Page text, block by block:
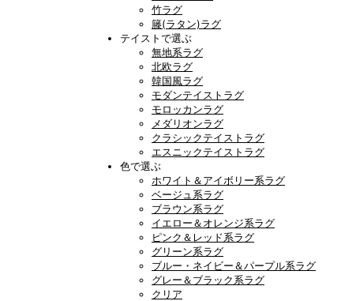
竹ラグ
籐(ラタン)ラグ
テイストで選ぶ
無地系ラグ
北欧ラグ
韓国風ラグ
モダンテイストラグ
モロッカンラグ
メダリオンラグ
クラシックテイストラグ
エスニックテイストラグ
色で選ぶ
ホワイト＆アイボリー系ラグ
ベージュ系ラグ
ブラウン系ラグ
イエロー＆オレンジ系ラグ
ピンク＆レッド系ラグ
グリーン系ラグ
ブルー・ネイビー＆パープル系ラグ
グレー＆ブラック系ラグ
クリア